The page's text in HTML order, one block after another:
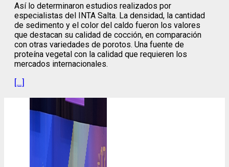
Así lo determinaron estudios realizados por
especialistas del INTA Salta. La densidad, la cantidad
de sedimento y el color del caldo fueron los valores
que destacan su calidad de cocción, en comparación
con otras variedades de porotos. Una fuente de
proteína vegetal con la calidad que requieren los
mercados internacionales.
[…]